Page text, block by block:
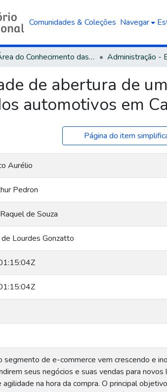
Comunidades & Coleções Navegar
Área do Conhecimento das Ciências Sociais Aplicadas Administração -
de abertura de
automotivos em
Página do item
Aurélio
Pedron
de Souza
Lourdes Gonzatto
segmento de e-commerce vem crescendo e
seus negócios e suas vendas para
agilidade na hora da compra. O principal